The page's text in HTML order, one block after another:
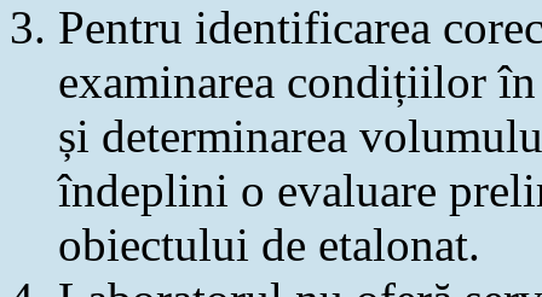
Pentru identificarea
examinarea condițiilor
și determinarea
îndeplini o evaluare
obiectului de etalonat.